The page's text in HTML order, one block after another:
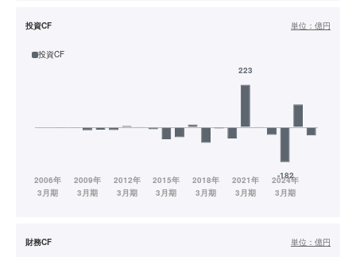
投資CF 単位： 億円
投資CF
財務CF 単位： 億円